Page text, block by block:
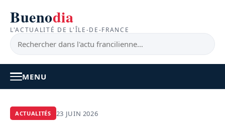
Buenodia
L'ACTUALITÉ DE L'ÎLE-DE-FRANCE
MENU
ACTUALITÉS 23 JUIN 2026